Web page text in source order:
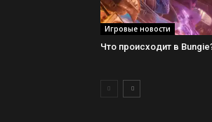
Игровые новости
Что происходит в